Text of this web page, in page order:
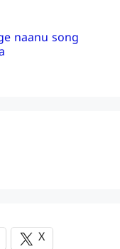
naanu song
X